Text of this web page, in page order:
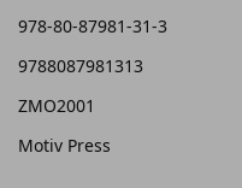
978-80-87981-31-3
9788087981313
ZMO2001
Motiv Press